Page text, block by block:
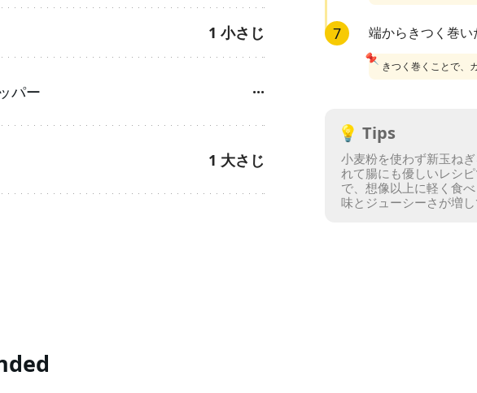
1 小さじ
パー ···
1 大さじ
7 端からきつく巻
きつく巻くことで、
📌
💡 Tips
小麦粉を使わず新玉ね
れて腸にも優しいレシ
で、想像以上に軽く食
味とジューシーさが増